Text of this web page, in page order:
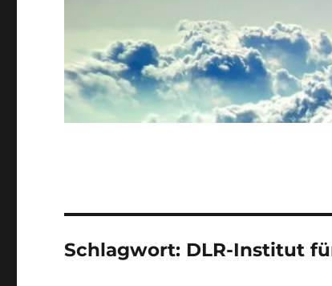
Schlagwort: DLR-Institut